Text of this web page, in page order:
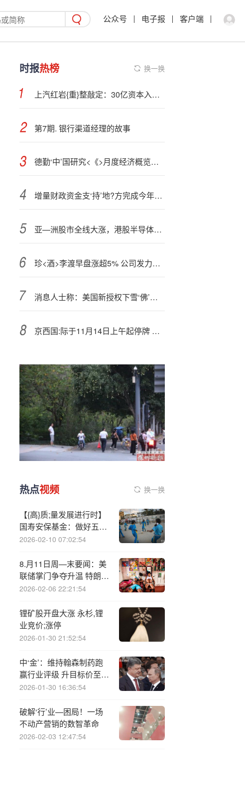
公众号 电子报 客户端
时报热榜 换一换
上汽红岩{重}整敲定：30亿资本入局，控‘制’权将易主，四方联合体控 66% 股权！
第7期. 银行渠道经理的故事
德勤‘中’国研究<《>月度经济概览》（2025年10月）
增量财政资金支‘持’地?方完成今年经济社会发展目标
亚—洲股市全线大涨，港股半导体芯片概念爆发，中芯国际涨超9%
珍<酒>李渡早盘涨超5% 公司发力大珍、牛市啤酒等新品有望贡献增量
消息人士称：美国新授权下雪‘佛’龙委内{瑞}拉石油出口量减半
京西国:际于11月14日上午起停牌 待刊发内幕消息
热点视频 换一换
【{高}质;量发展进行时】
国寿安保基金：做好五篇
大文章的探索与实践
2026-02-10 07:02:54
8.月11日周—末要闻：美
联储掌门争夺升温 特朗普
政府拟任劳工统计局新局
美CPI数据将出
2026-02-06 22:21:54
锂矿股开盘大涨 永杉,锂
业竞价;涨停
2026-01-30 21:52:54
中‘金’：维持翰森制药跑
赢行业评级 升目标价至
45港元
2026-01-30 16:36:54
破解‘行’业—困局！一场
不动产营销的数智革命
2026-02-03 12:47:54